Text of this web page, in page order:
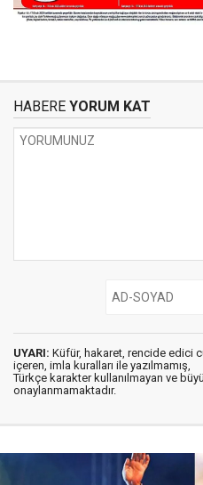
HABERE YORUM KAT
UYARI: Küfür, hakaret, rencide edici
içeren, imla kuralları ile yazılmamış,
Türkçe karakter kullanılmayan ve
onaylanmamaktadır.